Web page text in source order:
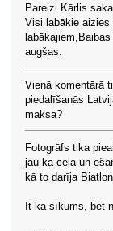
Pareizi Kārlis
Visi labākie aizies
augšas.
Vienā komentārā
piedalīšanās
maksā?
Fotogrāfs tika
jau ka ceļa un
kā to darīja
It kā sīkums, bet